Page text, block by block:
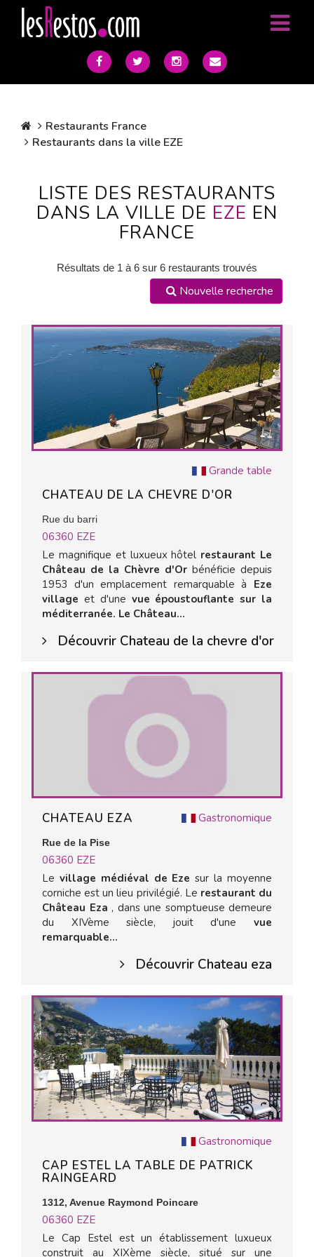
Restaurants France
Restaurants dans la ville EZE
LISTE DES RESTAURANTS
DANS LA VILLE DE EZE EN
FRANCE
Résultats de 1 à 6 sur 6 restaurants trouvés
Nouvelle recherche
Grande table
CHATEAU DE LA CHEVRE D'OR
Rue du barri
06360 EZE
Le magnifique et luxueux hôtel restaurant Le
Château de la Chèvre d'Or bénéficie depuis
1953 d'un emplacement remarquable à Eze
village et d'une vue époustouflante sur la
méditerranée. Le Château...
Découvrir Chateau de la chevre d'or
Gastronomique
CHATEAU EZA
Rue de la Pise
06360 EZE
Le village médiéval de Eze sur la moyenne
corniche est un lieu privilégié. Le restaurant du
Château Eza , dans une somptueuse demeure
du XIVème siècle, jouit d'une vue
remarquable...
Découvrir Chateau eza
Gastronomique
CAP ESTEL LA TABLE DE PATRICK
RAINGEARD
1312, Avenue Raymond Poincare
06360 EZE
Le Cap Estel est un établissement luxueux
construit au XIXème siècle, situé sur une